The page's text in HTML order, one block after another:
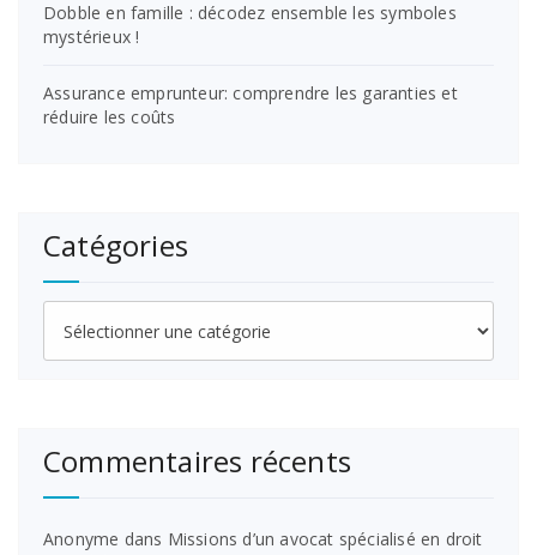
Dobble en famille : décodez ensemble les symboles
mystérieux !
Assurance emprunteur: comprendre les garanties et
réduire les coûts
Catégories
Commentaires récents
Anonyme dans Missions d’un avocat spécialisé en droit